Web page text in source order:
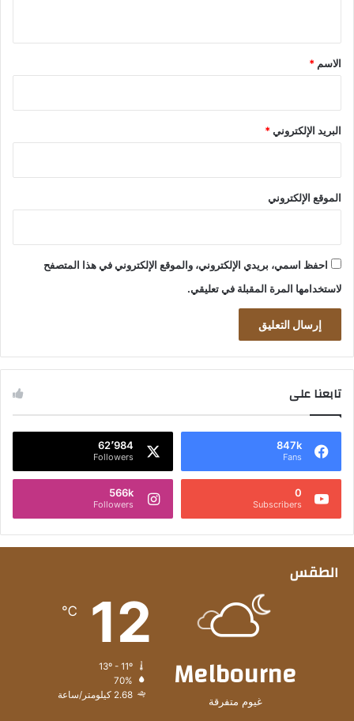
*
الاسم *
البريد الإلكتروني*
الموقع الإلكتروني
احفظ اسمي، بريدي الإلكتروني، والموقع الإلكتروني في هذا المتصفح
لاستخدامها المرة المقبلة في تعليقي.
تابعنا على
847k
Fans
62٬984
Followers
0
Subscribers
566k
Followers
الطقس
Melbourne
غيوم متفرقة
12
℃
70%
2.68 كيلومتر/ساعة